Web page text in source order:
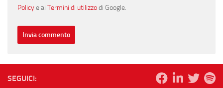
Policye ai Termini di utilizzodi Google.
SEGUICI: